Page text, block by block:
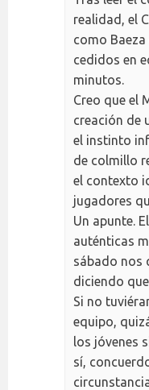
realidad, el
como
cedidos en
minutos.
Creo que el
creación de
el instinto
de colmillo
el contexto
jugadores
Un apunte.
auténticas
sábado nos
diciendo
Si no
equipo,
los jóvenes
sí,